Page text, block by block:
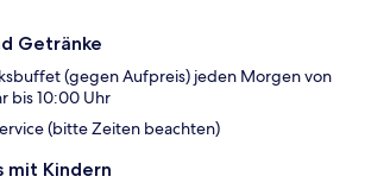
Getränke
(gegen Aufpreis) jeden Morgen von
bis 10:00 Uhr
(bitte Zeiten beachten)
mit Kindern